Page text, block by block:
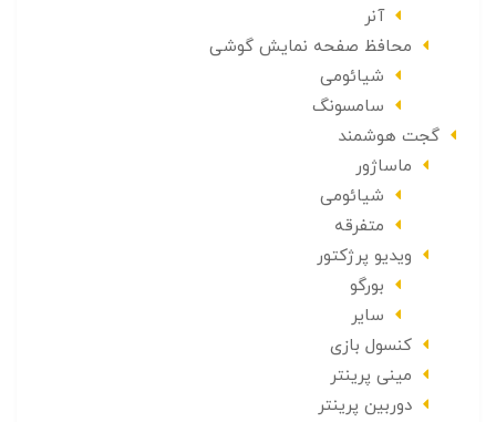
آنر
محافظ صفحه نمایش گوشی
شیائومی
سامسونگ
گجت هوشمند
ماساژور
شیائومی
متفرقه
ویدیو پرژکتور
بورگو
سایر
کنسول بازی
مینی پرینتر
دوربین پرینتر